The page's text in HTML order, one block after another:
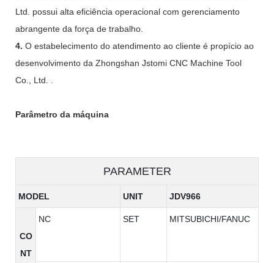
Ltd. possui alta eficiência operacional com gerenciamento
abrangente da força de trabalho.
4. O estabelecimento do atendimento ao cliente é propício ao
desenvolvimento da Zhongshan Jstomi CNC Machine Tool
Co., Ltd. .
Parâmetro da máquina
PARAMETER
MODEL UNIT JDV966
CO
NT
NC SET MITSUBICHI/FANUC